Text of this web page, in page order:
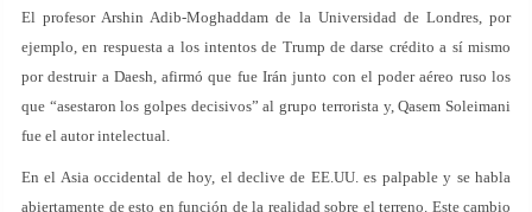
El profesor Arshin Adib-Moghaddam de la Universidad de Londres, por
ejemplo, en respuesta a los intentos de Trump de darse crédito a sí mismo
por destruir a Daesh, afirmó que fue Irán junto con el poder aéreo ruso los
que “asestaron los golpes decisivos” al grupo terrorista y, Qasem Soleimani
fue el autor intelectual.
En el Asia occidental de hoy, el declive de EE.UU. es palpable y se habla
abiertamente de esto en función de la realidad sobre el terreno. Este cambio